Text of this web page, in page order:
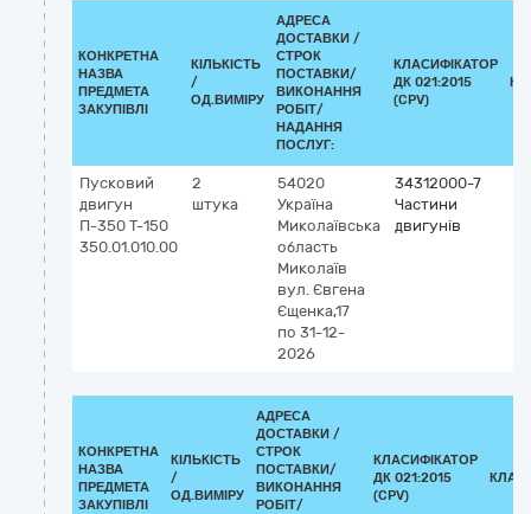
КОНКРЕТНА
НАЗВА
ПРЕДМЕТА
ЗАКУПІВЛІ
КІЛЬКІСТЬ
/
ОД.ВИМІРУ
АДРЕСА
ДОСТАВКИ /
СТРОК
ПОСТАВКИ/
ВИКОНАННЯ
РОБІТ/
НАДАННЯ
ПОСЛУГ:
КЛАСИФІКАТОР
ДК 021:2015
(CPV)
Пусковий
двигун
П-350 Т-150
350.01.010.00
2
штука
54020
Україна
Миколаївська
область
Миколаїв
вул. Євгена
Єщенка,17
по 31-12-
2026
34312000-7
Частини
двигунів
КОНКРЕТНА
НАЗВА
ПРЕДМЕТА
ЗАКУПІВЛІ
КІЛЬКІСТЬ
/
ОД.ВИМІРУ
АДРЕСА
ДОСТАВКИ /
СТРОК
ПОСТАВКИ/
ВИКОНАННЯ
РОБІТ/
КЛАСИФІКАТОР
ДК 021:2015
(CPV)